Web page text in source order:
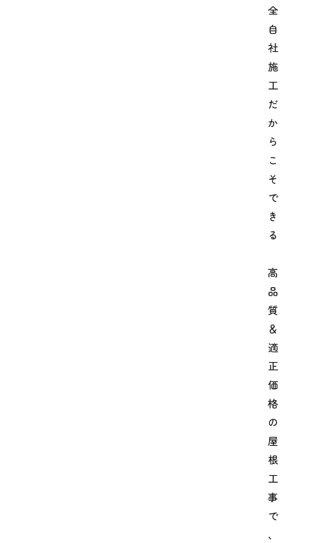
全
自
社
施
工
だ
か
ら
こ
そ
で
き
る
高
品
質
＆
適
正
価
格
の
屋
根
工
事
で
、